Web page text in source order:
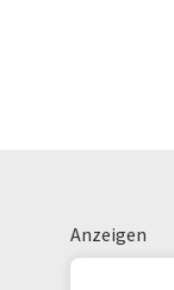
Anzeigen